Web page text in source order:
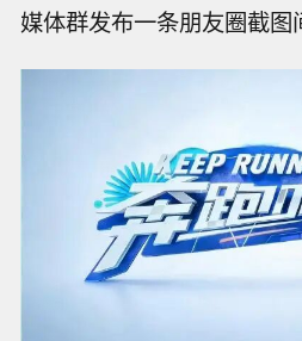
媒体群发布一条朋友圈截图